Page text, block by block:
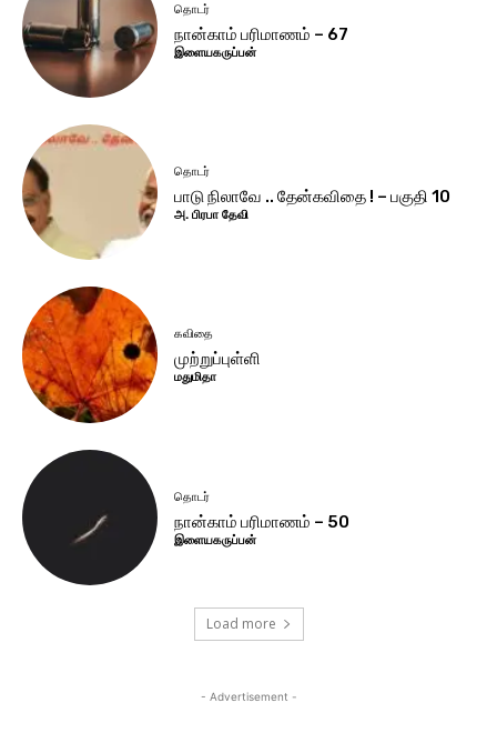
தொடர்
நான்காம் பரிமாணம் – 67
இளையகருப்பன்
தொடர்
பாடு நிலாவே .. தேன்கவிதை ! – பகுதி 10
அ. பிரபா தேவி
கவிதை
முற்றுப்புள்ளி
மதுமிதா
தொடர்
நான்காம் பரிமாணம் – 50
இளையகருப்பன்
Load more
- Advertisement -